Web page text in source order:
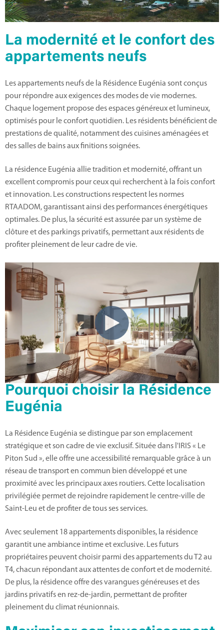
La modernité et le confort des
appartements neufs
Les appartements neufs de la Résidence Eugénia sont conçus
pour répondre aux exigences des modes de vie modernes.
Chaque logement propose des espaces généreux et lumineux,
optimisés pour le confort quotidien. Les résidents bénéficient de
prestations de qualité, notamment des cuisines aménagées et
des salles de bains aux finitions soignées.
La résidence Eugénia allie tradition et modernité, offrant un
excellent compromis pour ceux qui recherchent à la fois confort
et innovation. Les constructions respectent les normes
RTAADOM, garantissant ainsi des performances énergétiques
optimales. De plus, la sécurité est assurée par un système de
clôture et des parkings privatifs, permettant aux résidents de
profiter pleinement de leur cadre de vie.
Pourquoi choisir la Résidence
Eugénia
La Résidence Eugénia se distingue par son emplacement
stratégique et son cadre de vie exclusif. Située dans l'IRIS « Le
Piton Sud », elle offre une accessibilité remarquable grâce à un
réseau de transport en commun bien développé et une
proximité avec les principaux axes routiers. Cette localisation
privilégiée permet de rejoindre rapidement le centre-ville de
Saint-Leu et de profiter de tous ses services.
Avec seulement 18 appartements disponibles, la résidence
garantit une ambiance intime et exclusive. Les futurs
propriétaires peuvent choisir parmi des appartements du T2 au
T4, chacun répondant aux attentes de confort et de modernité.
De plus, la résidence offre des varangues généreuses et des
jardins privatifs en rez-de-jardin, permettant de profiter
pleinement du climat réunionnais.